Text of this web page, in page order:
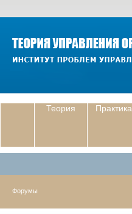
Теория Практика
Форумы